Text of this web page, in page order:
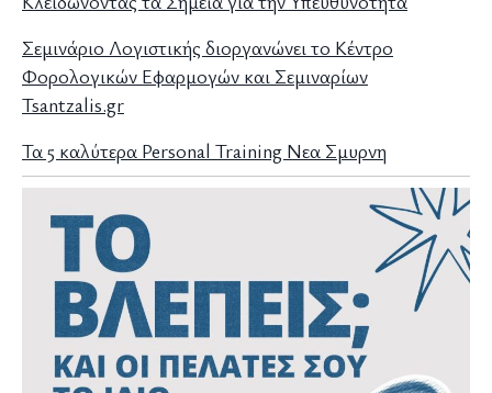
Σεμινάριο Λογιστικής διοργανώνει το Κέντρο
Φορολογικών Εφαρμογών και Σεμιναρίων
Tsantzalis.gr
Τα 5 καλύτερα Personal Training Νεα Σμυρνη